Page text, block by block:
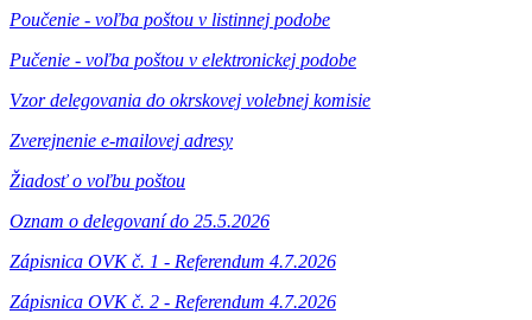
Poučenie - voľba poštou v listinnej podobe
Pučenie - voľba poštou v elektronickej podobe
Vzor delegovania do okrskovej volebnej komisie
Zverejnenie e-mailovej adresy
Žiadosť o voľbu poštou
Oznam o delegovaní do 25.5.2026
Zápisnica OVK č. 1 - Referendum 4.7.2026
Zápisnica OVK č. 2 - Referendum 4.7.2026